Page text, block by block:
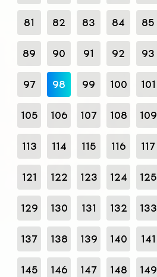
81 82 83 84 85
89 90 91 92 93
97 98 99 100 101
105 106 107 108 109
113 114 115 116 117
121 122 123 124 125
129 130 131 132 133
137 138 139 140 141
145 146 147 148 149